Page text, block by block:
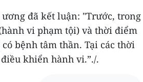
ương đã kết luận: "Trước, trong
vi phạm tội) và thời điểm
bệnh tâm thần. Tại các thời
khiển hành vi.”./.